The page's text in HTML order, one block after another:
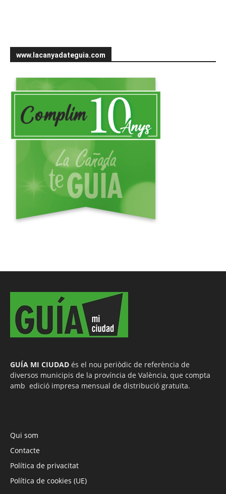
www.lacanyadateguia.com
GUÍA MI CIUDAD és el nou periòdic de referència de
diversos municipis de la província de València, que compta
amb edició impresa mensual de distribució gratuïta.
Qui som
Contacte
Política de privacitat
Política de cookies (UE)